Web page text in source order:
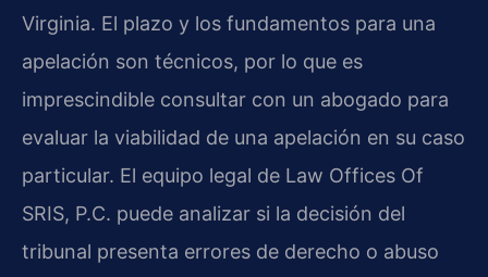
Virginia. El plazo y los fundamentos para una
apelación son técnicos, por lo que es
imprescindible consultar con un abogado para
evaluar la viabilidad de una apelación en su caso
particular. El equipo legal de Law Offices Of
SRIS, P.C. puede analizar si la decisión del
tribunal presenta errores de derecho o abuso